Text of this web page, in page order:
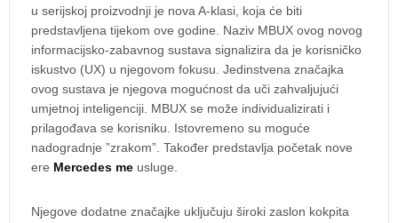
u serijskoj proizvodnji je nova A-klasi, koja će biti
predstavljena tijekom ove godine. Naziv MBUX ovog novog
informacijsko-zabavnog sustava signalizira da je korisničko
iskustvo (UX) u njegovom fokusu. Jedinstvena značajka
ovog sustava je njegova mogućnost da uči zahvaljujući
umjetnoj inteligenciji. MBUX se može individualizirati i
prilagođava se korisniku. Istovremeno su moguće
nadogradnje ”zrakom”. Također predstavlja početak nove
ere Mercedes me usluge.
Njegove dodatne značajke uključuju široki zaslon kokpita